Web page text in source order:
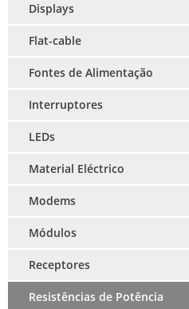
Displays
Flat-cable
Fontes de Alimentação
Interruptores
LEDs
Material Eléctrico
Modems
Módulos
Receptores
Resistências de Potência